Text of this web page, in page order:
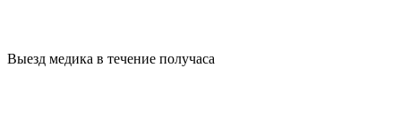
Выезд медика в течение получаса